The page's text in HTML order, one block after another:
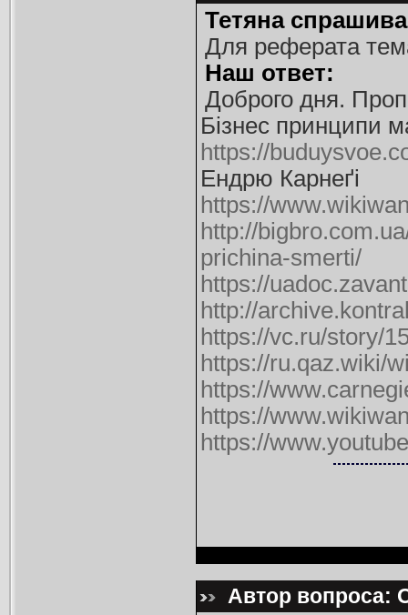
Тетяна
Для реферата
Наш ответ:
Доброго дня.
Бізнес принципи
https://
Ендрю Карнеґі
https://
http://
prichina-smerti/
https://
http://
https://vc.ru/story/
https://ru.qaz.wiki/
https://
https://
https://
Автор вопроса: